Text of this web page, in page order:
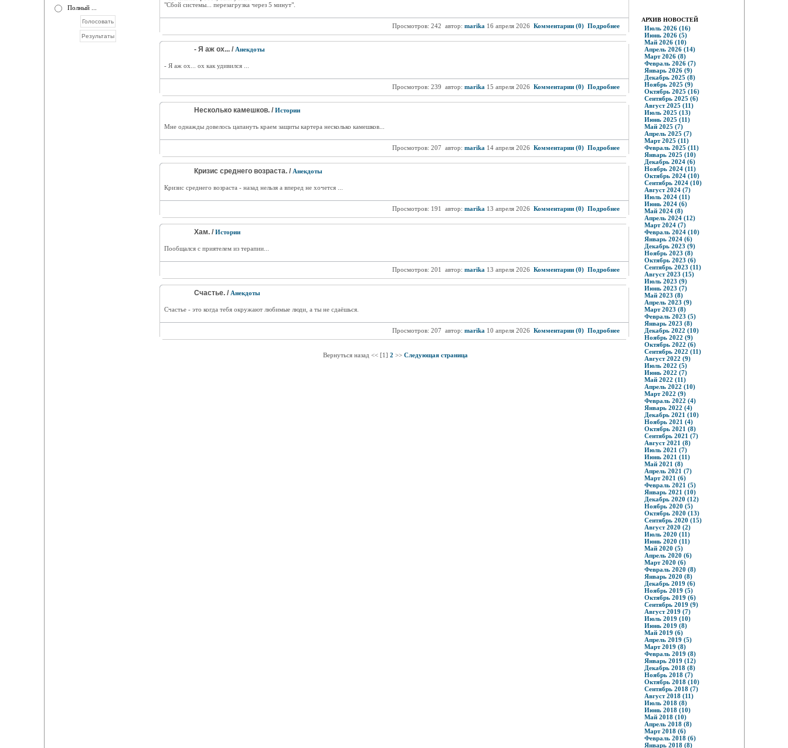
Полный ...
"Сбой системы... перезагрузка через 5 минут".
Просмотров: 242 автор: marika 16 апреля 2026 Комментарии (0) Подробнее
- Я аж ох... / Анекдоты
- Я аж ох... ох как удивился ...
Просмотров: 239 автор: marika 15 апреля 2026 Комментарии (0) Подробнее
Несколько камешков. / Истории
Мне однажды довелось цапануть краем защиты картера несколько камешков...
Просмотров: 207 автор: marika 14 апреля 2026 Комментарии (0) Подробнее
Кризис среднего возраста. / Анекдоты
Кризис среднего возраста - назад нельзя а вперед не хочется ...
Просмотров: 191 автор: marika 13 апреля 2026 Комментарии (0) Подробнее
Хам. / Истории
Пообщался с приятелем из терапии...
Просмотров: 201 автор: marika 13 апреля 2026 Комментарии (0) Подробнее
Счастье. / Анекдоты
Счастье - это когда тебя окружают любимые люди, а ты не сдаёшься.
Просмотров: 207 автор: marika 10 апреля 2026 Комментарии (0) Подробнее
Вернуться назад << [1] 2 >> Следующая страница
АРХИВ НОВОСТЕЙ
Июль 2026 (16)
Июнь 2026 (5)
Май 2026 (10)
Апрель 2026 (14)
Март 2026 (8)
Февраль 2026 (7)
Январь 2026 (9)
Декабрь 2025 (8)
Ноябрь 2025 (9)
Октябрь 2025 (16)
Сентябрь 2025 (6)
Август 2025 (11)
Июль 2025 (13)
Июнь 2025 (11)
Май 2025 (7)
Апрель 2025 (7)
Март 2025 (11)
Февраль 2025 (11)
Январь 2025 (10)
Декабрь 2024 (6)
Ноябрь 2024 (11)
Октябрь 2024 (10)
Сентябрь 2024 (10)
Август 2024 (7)
Июль 2024 (11)
Июнь 2024 (6)
Май 2024 (8)
Апрель 2024 (12)
Март 2024 (7)
Февраль 2024 (10)
Январь 2024 (6)
Декабрь 2023 (9)
Ноябрь 2023 (8)
Октябрь 2023 (6)
Сентябрь 2023 (11)
Август 2023 (15)
Июль 2023 (9)
Июнь 2023 (7)
Май 2023 (8)
Апрель 2023 (9)
Март 2023 (8)
Февраль 2023 (5)
Январь 2023 (8)
Декабрь 2022 (10)
Ноябрь 2022 (9)
Октябрь 2022 (6)
Сентябрь 2022 (11)
Август 2022 (9)
Июль 2022 (5)
Июнь 2022 (7)
Май 2022 (11)
Апрель 2022 (10)
Март 2022 (9)
Февраль 2022 (4)
Январь 2022 (4)
Декабрь 2021 (10)
Ноябрь 2021 (4)
Октябрь 2021 (8)
Сентябрь 2021 (7)
Август 2021 (8)
Июль 2021 (7)
Июнь 2021 (11)
Май 2021 (8)
Апрель 2021 (7)
Март 2021 (6)
Февраль 2021 (5)
Январь 2021 (10)
Декабрь 2020 (12)
Ноябрь 2020 (5)
Октябрь 2020 (13)
Сентябрь 2020 (15)
Август 2020 (2)
Июль 2020 (11)
Июнь 2020 (11)
Май 2020 (5)
Апрель 2020 (6)
Март 2020 (6)
Февраль 2020 (8)
Январь 2020 (8)
Декабрь 2019 (6)
Ноябрь 2019 (5)
Октябрь 2019 (6)
Сентябрь 2019 (9)
Август 2019 (7)
Июль 2019 (10)
Июнь 2019 (8)
Май 2019 (6)
Апрель 2019 (5)
Март 2019 (8)
Февраль 2019 (8)
Январь 2019 (12)
Декабрь 2018 (8)
Ноябрь 2018 (7)
Октябрь 2018 (10)
Сентябрь 2018 (7)
Август 2018 (11)
Июль 2018 (8)
Июнь 2018 (10)
Май 2018 (10)
Апрель 2018 (8)
Март 2018 (6)
Февраль 2018 (6)
Январь 2018 (8)